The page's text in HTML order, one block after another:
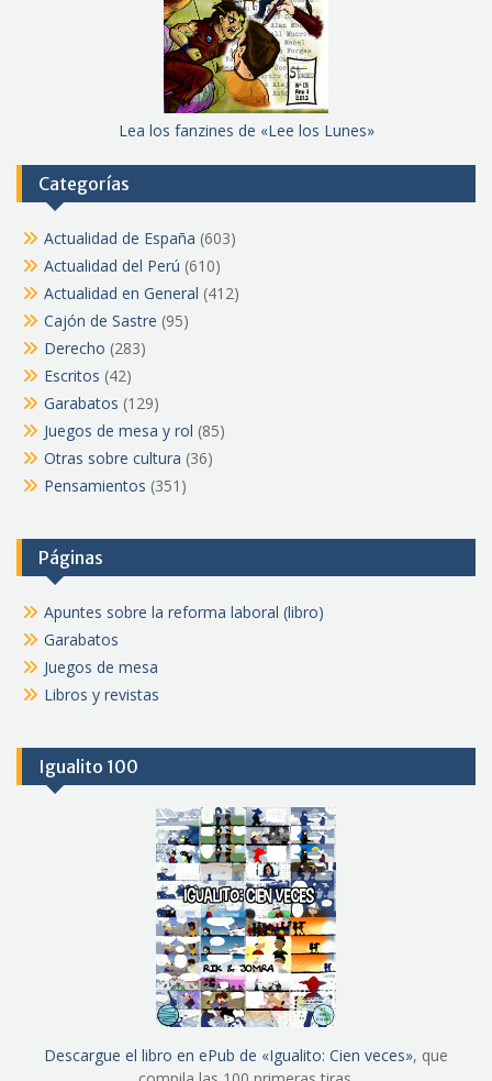
Lea los fanzines de «Lee los Lunes»
Categorías
Actualidad de España (603)
Actualidad del Perú (610)
Actualidad en General (412)
Cajón de Sastre (95)
Derecho (283)
Escritos (42)
Garabatos (129)
Juegos de mesa y rol (85)
Otras sobre cultura (36)
Pensamientos (351)
Páginas
Apuntes sobre la reforma laboral (libro)
Garabatos
Juegos de mesa
Libros y revistas
Igualito 100
Descargue el libro en ePub de «Igualito: Cien veces», que